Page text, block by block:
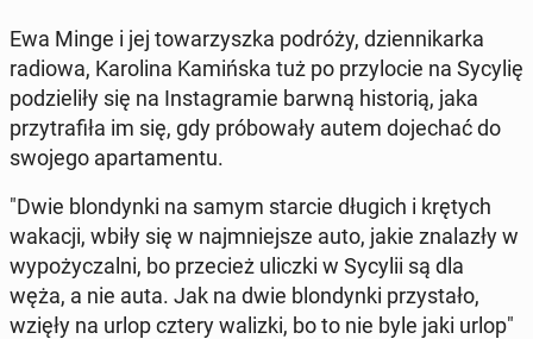
Ewa Minge i jej to­wa­rzysz­ka podróży, dzien­ni­kar­ka
radiowa, Ka­ro­li­na Ka­miń­ska tuż po przy­lo­cie na Sycylię
po­dzie­li­ły się na In­sta­gra­mie barwną hi­sto­rią, jaka
przy­tra­fi­ła im się, gdy pró­bo­wa­ły autem do­je­chać do
swojego apar­ta­men­tu.
"Dwie blon­dyn­ki na samym starcie długich i krętych
wakacji, wbiły się w naj­mniej­sze auto, jakie zna­la­zły w
wy­po­ży­czal­ni, bo prze­cież uliczki w Sycylii są dla
węża, a nie auta. Jak na dwie blon­dyn­ki przy­sta­ło,
wzięły na urlop cztery walizki, bo to nie byle jaki urlop"